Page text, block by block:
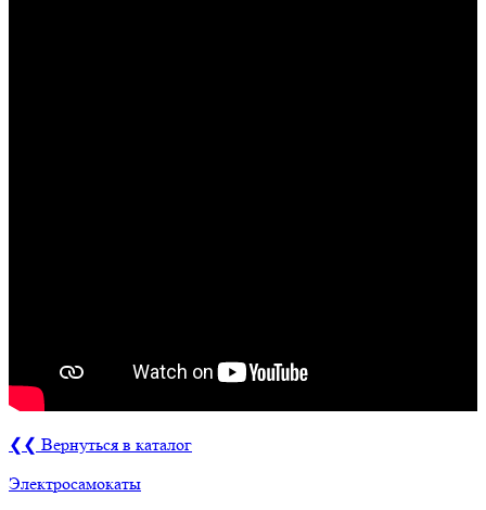
❮❮ Вернуться в каталог
Электросамокаты